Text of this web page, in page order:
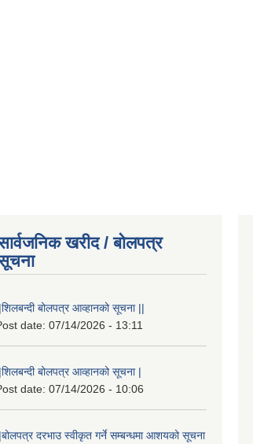
खरीद / बोलपत्र
बोलपत्र आव्हानको सूचना ||
date: 07/14/2026 - 13:11
बोलपत्र आव्हानको सूचना |
date: 07/14/2026 - 10:06
दरभाउ स्वीकृत गर्ने सम्बन्धमा आशयको सूचना